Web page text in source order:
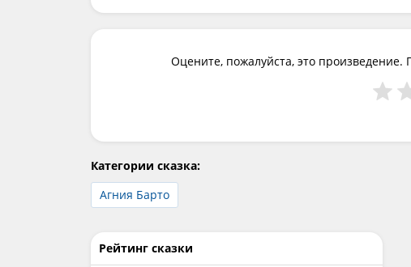
Оцените, пожалуйста, это
Категории сказка:
Агния Барто
Рейтинг сказки